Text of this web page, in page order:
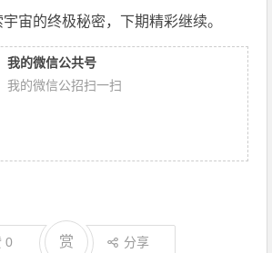
宙的终极秘密，下期精彩继续。
我的微信公共号
我的微信公招扫一扫
0 赏 分享